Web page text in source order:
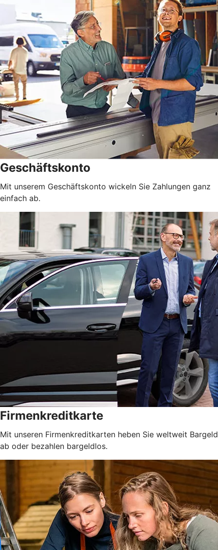
Geschäftskonto
Mit unserem Geschäftskonto wickeln Sie Zahlungen ganz
einfach ab.
Firmenkreditkarte
Mit unseren Firmenkreditkarten heben Sie weltweit Bargeld
ab oder bezahlen bargeldlos.